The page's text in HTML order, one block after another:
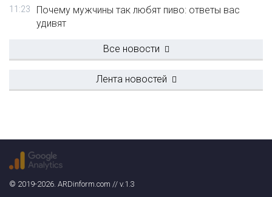
11:23
Почему мужчины так любят пиво: ответы вас
удивят
Все новости
Лента новостей
© 2019-2026. ARDinform.com // v.1.3